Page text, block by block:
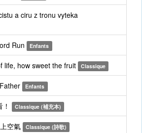
a ciru z tronu vyteka
Run Enfants
life, how sweet the fruit Classique
Enfants
Classique (補充本)
空氣 Classique (詩歌)